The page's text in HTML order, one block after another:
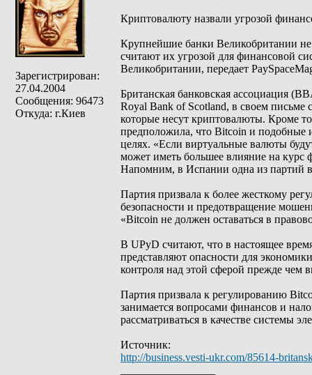
Зарегистрирован:
27.04.2004
Сообщения: 96473
Откуда: г.Киев
Криптовалюту назвали угрозой
Крупнейшие банки Великобритании
считают их угрозой для финансовой
Великобритании, передает
Британская банковская ассоциация
Royal Bank of Scotland, в своем письме
которые несут криптовалюты. Кроме
предположила, что Bitcoin и подобные
целях. «Если виртуальные валюты
может иметь большее влияние на курс
Напомним, в Испании одна из партий
Партия призвала к более жесткому
безопасности и предотвращение
«Bitcoin не должен оставаться в
В UPyD считают, что в настоящее
представляют опасности для
контроля над этой сферой прежде чем
Партия призвала к регулированию
занимается вопросами финансов и
рассматриваться в качестве системы
Источник:
http://business.vesti-ukr.com/85614-